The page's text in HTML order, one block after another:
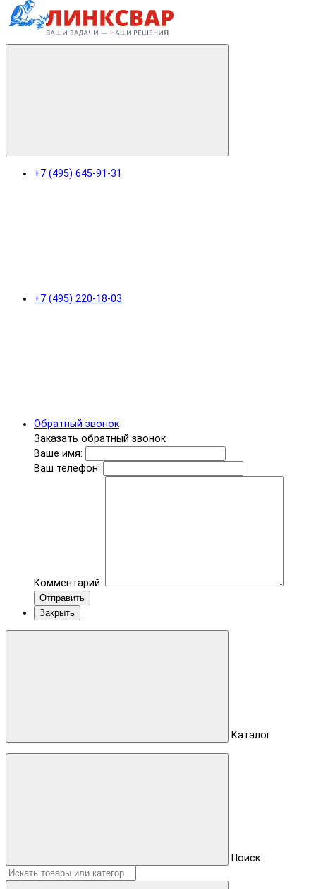
+7 (495) 645-91-31
+7 (495) 220-18-03
Обратный звонок
Заказать обратный звонок
Ваше имя:
Ваш телефон:
Комментарий:
Отправить
Закрыть
Каталог
Поиск